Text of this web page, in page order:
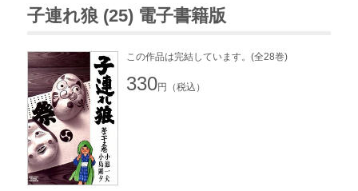
子連れ狼 (25) 電子書籍版
この作品は完結しています。(全28巻)
330円（税込）